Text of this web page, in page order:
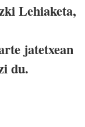
Lehiaketa,
jatetxean
du.